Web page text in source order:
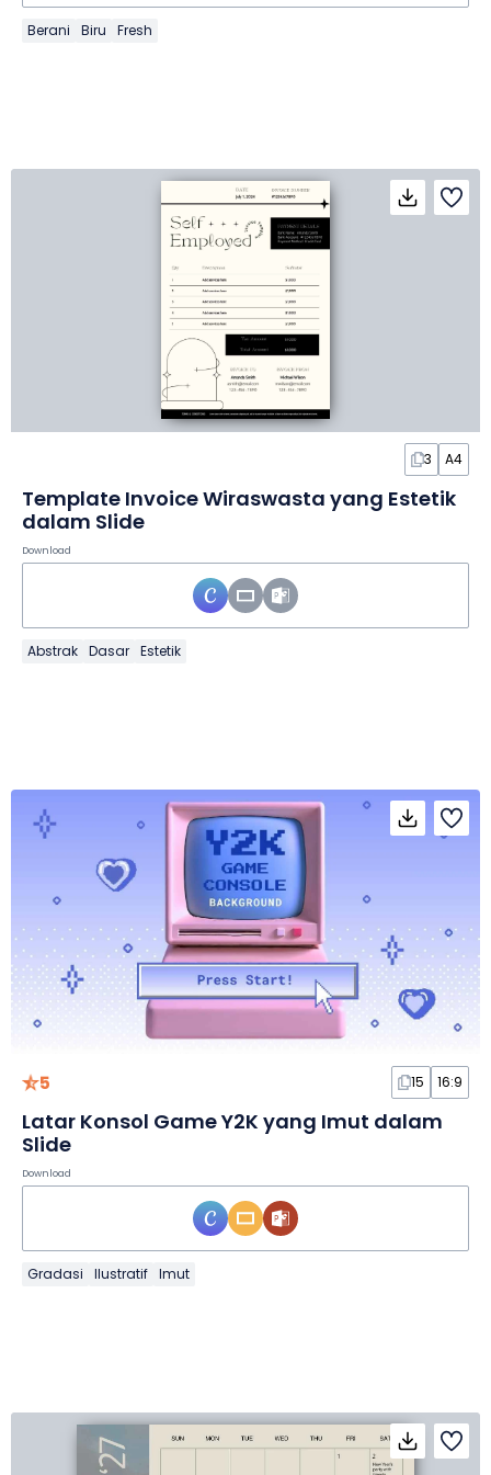
Berani Biru Fresh
3 A4
Template Invoice Wiraswasta yang Estetik
dalam Slide
Download
Abstrak Dasar Estetik
5 15 16:9
Latar Konsol Game Y2K yang Imut dalam
Slide
Download
Gradasi Ilustratif Imut